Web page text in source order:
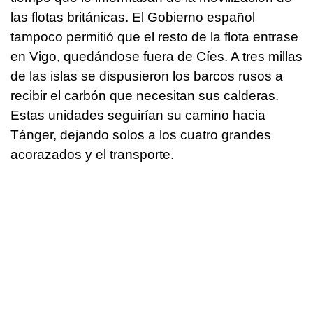
las flotas británicas. El Gobierno español
tampoco permitió que el resto de la flota entrase
en Vigo, quedándose fuera de Cíes. A tres millas
de las islas se dispusieron los barcos rusos a
recibir el carbón que necesitan sus calderas.
Estas unidades seguirían su camino hacia
Tánger, dejando solos a los cuatro grandes
acorazados y el transporte.